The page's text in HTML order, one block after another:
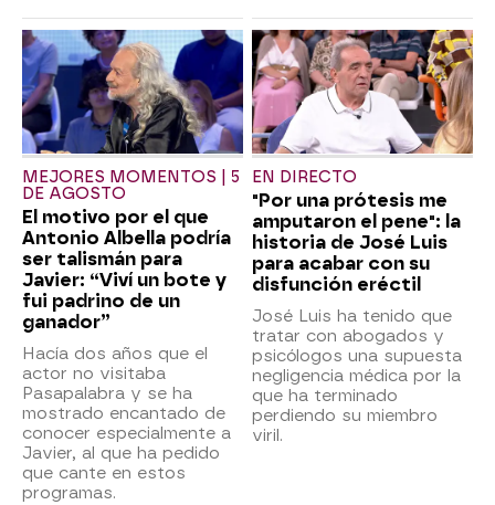
MEJORES MOMENTOS | 5
DE AGOSTO
El motivo por el que
Antonio Albella podría
ser talismán para
Javier: “Viví un bote y
fui padrino de un
ganador”
Hacía dos años que el
actor no visitaba
Pasapalabra y se ha
mostrado encantado de
conocer especialmente a
Javier, al que ha pedido
que cante en estos
programas.
EN DIRECTO
"Por una prótesis me
amputaron el pene": la
historia de José Luis
para acabar con su
disfunción eréctil
José Luis ha tenido que
tratar con abogados y
psicólogos una supuesta
negligencia médica por la
que ha terminado
perdiendo su miembro
viril.